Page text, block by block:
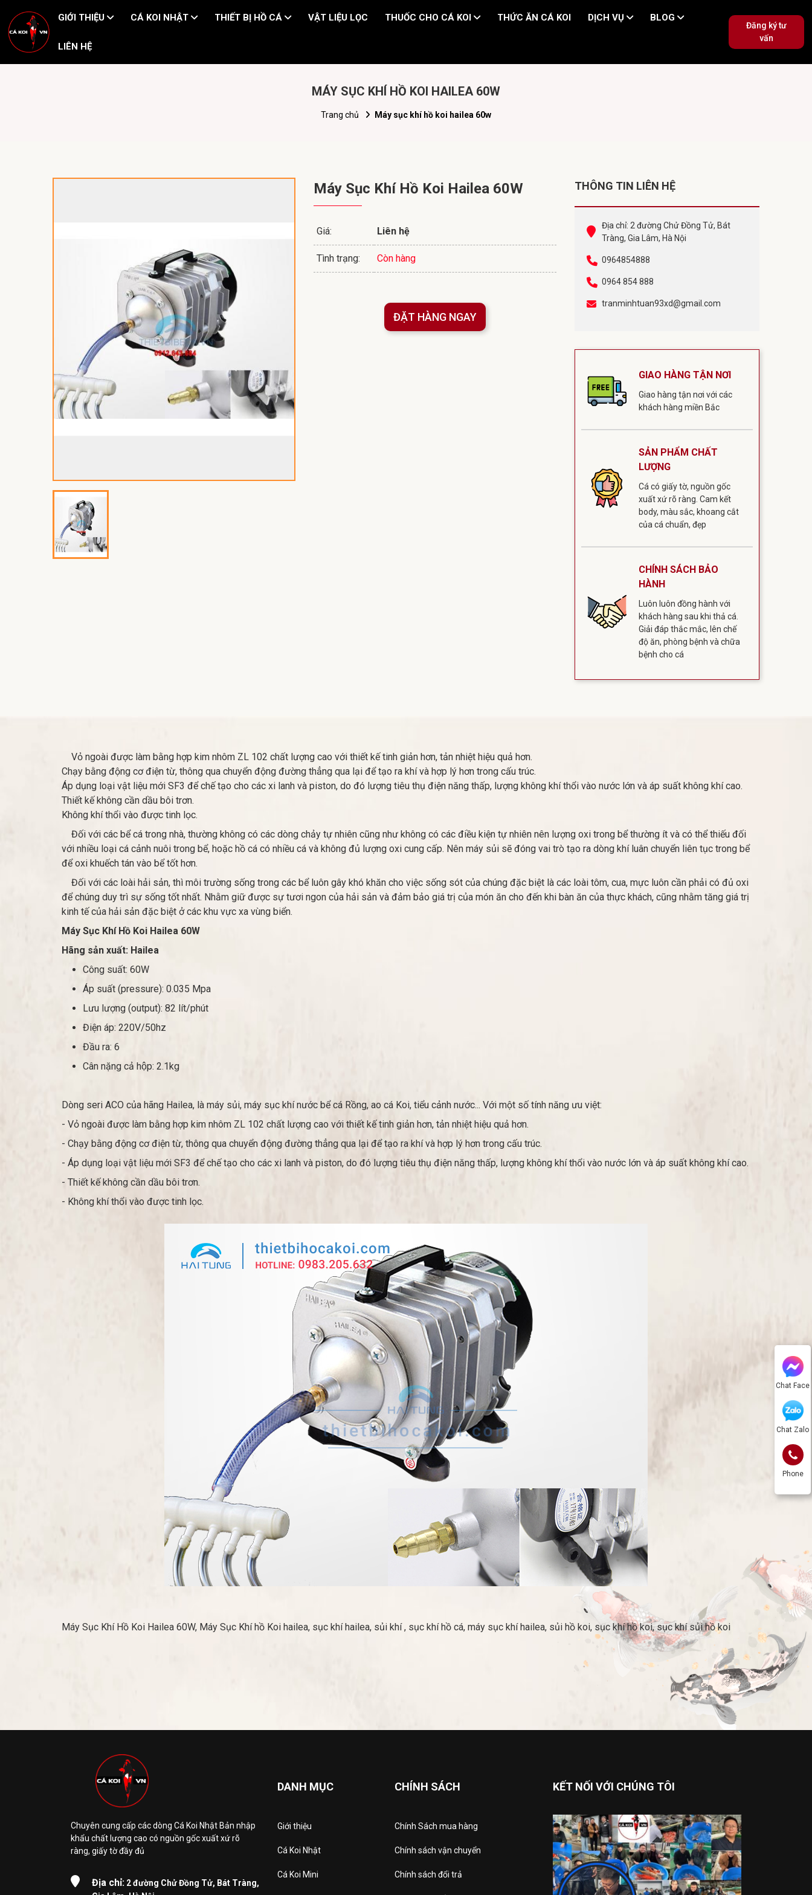
GIỚI THIỆU CÁ KOI NHẬT THIẾT BỊ HỒ CÁ VẬT LIỆU LỌC THUỐC CHO CÁ KOI THỨC ĂN CÁ KOI DỊCH VỤ BLOG
LIÊN HỆ
Đăng ký tư
vấn
Chat Face
Chat Zalo
Phone
MÁY SỤC KHÍ HỒ KOI HAILEA 60W
Trang chủ Máy sục khí hồ koi hailea 60w
Máy Sục Khí Hồ Koi Hailea 60W
Giá: Liên hệ
Tình trạng: Còn hàng
ĐẶT HÀNG NGAY
THÔNG TIN LIÊN HỆ
Địa chỉ: 2 đường Chử Đồng Tử, Bát
Tràng, Gia Lâm, Hà Nội
0964854888
0964 854 888
tranminhtuan93xd@gmail.com
GIAO HÀNG TẬN NƠI
Giao hàng tận nơi với các
khách hàng miền Bắc
SẢN PHẨM CHẤT
LƯỢNG
Cá có giấy tờ, nguồn gốc
xuất xứ rõ ràng. Cam kết
body, màu sắc, khoang cắt
của cá chuẩn, đẹp
CHÍNH SÁCH BẢO
HÀNH
Luôn luôn đồng hành với
khách hàng sau khi thả cá.
Giải đáp thắc mắc, lên chế
độ ăn, phòng bệnh và chữa
bệnh cho cá
Vỏ ngoài được làm bằng hợp kim nhôm ZL 102 chất lượng cao với thiết kế tinh giản hơn, tản nhiệt hiệu quả hơn.
Chạy bằng động cơ điện từ, thông qua chuyển động đường thẳng qua lại để tạo ra khí và hợp lý hơn trong cấu trúc.
Áp dụng loại vật liệu mới SF3 để chế tạo cho các xi lanh và piston, do đó lượng tiêu thụ điện năng thấp, lượng không khí thổi vào nước lớn và áp suất không khí cao.
Thiết kế không cần dầu bôi trơn.
Không khí thổi vào được tinh lọc.
Đối với các bể cá trong nhà, thường không có các dòng chảy tự nhiên cũng như không có các điều kiện tự nhiên nên lượng oxi trong bể thường ít và có thể thiếu đối
với nhiều loại cá cảnh nuôi trong bể, hoặc hồ cá có nhiều cá và không đủ lượng oxi cung cấp. Nên máy sủi sẽ đóng vai trò tạo ra dòng khí luân chuyển liên tục trong bể
để oxi khuếch tán vào bể tốt hơn.
Đối với các loài hải sản, thì môi trường sống trong các bể luôn gây khó khăn cho việc sống sót của chúng đặc biệt là các loài tôm, cua, mực luôn cần phải có đủ oxi
để chúng duy trì sự sống tốt nhất. Nhằm giữ được sự tươi ngon của hải sản và đảm bảo giá trị của món ăn cho đến khi bàn ăn của thực khách, cũng nhằm tăng giá trị
kinh tế của hải sản đặc biệt ở các khu vực xa vùng biển.
Máy Sục Khí Hồ Koi Hailea 60W
Hãng sản xuất: Hailea
Công suất: 60W
Áp suất (pressure): 0.035 Mpa
Lưu lượng (output): 82 lít/phút
Điện áp: 220V/50hz
Đầu ra: 6
Cân nặng cả hộp: 2.1kg
Dòng seri ACO của hãng Hailea, là máy sủi, máy sục khí nước bể cá Rồng, ao cá Koi, tiểu cảnh nước... Với một số tính năng ưu việt:
- Vỏ ngoài được làm bằng hợp kim nhôm ZL 102 chất lượng cao với thiết kế tinh giản hơn, tản nhiệt hiệu quả hơn.
- Chạy bằng động cơ điện từ, thông qua chuyển động đường thẳng qua lại để tạo ra khí và hợp lý hơn trong cấu trúc.
- Áp dụng loại vật liệu mới SF3 để chế tạo cho các xi lanh và piston, do đó lượng tiêu thụ điện năng thấp, lượng không khí thổi vào nước lớn và áp suất không khí cao.
- Thiết kế không cần dầu bôi trơn.
- Không khí thổi vào được tinh lọc.
Máy Sục Khí Hồ Koi Hailea 60W, Máy Sục Khí hồ Koi hailea, sục khí hailea, sủi khí , sục khí hồ cá, máy sục khí hailea, sủi hồ koi, sục khí hồ koi, sục khí sủi hồ koi
Chuyên cung cấp các dòng Cá Koi Nhật Bản nhập
khẩu chất lượng cao có nguồn gốc xuất xứ rõ
ràng, giấy tờ đầy đủ
Địa chỉ: 2 đường Chử Đồng Tử, Bát Tràng,
DANH MỤC
Giới thiệu
Cá Koi Nhật
Cá Koi Mini
CHÍNH SÁCH
Chính Sách mua hàng
Chính sách vận chuyển
Chính sách đổi trả
KẾT NỐI VỚI CHÚNG TÔI